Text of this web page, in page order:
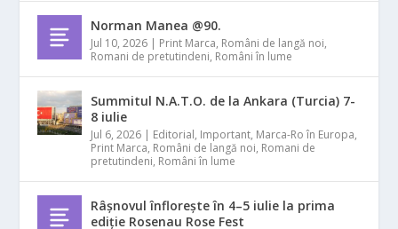
Norman Manea @90.
Jul 10, 2026 | Print Marca, Români de langă noi,
Romani de pretutindeni, Români în lume
Summitul N.A.T.O. de la Ankara (Turcia) 7-
8 iulie
Jul 6, 2026 | Editorial, Important, Marca-Ro în Europa,
Print Marca, Români de langă noi, Romani de
pretutindeni, Români în lume
Râșnovul înflorește în 4–5 iulie la prima
ediție Rosenau Rose Fest